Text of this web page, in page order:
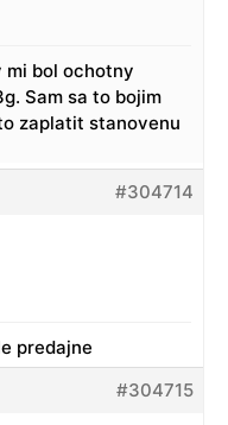
mi bol ochotny
Sam sa to bojim
zaplatit stanovenu
#304714
predajne
#304715